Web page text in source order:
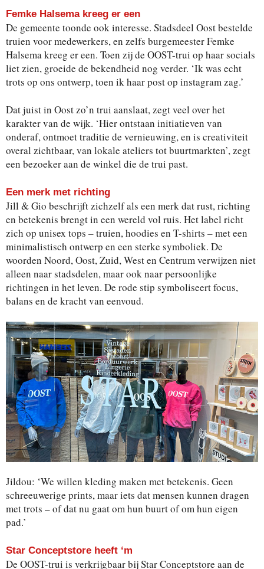
Femke Halsema kreeg er een
De gemeente toonde ook interesse. Stadsdeel Oost bestelde
truien voor medewerkers, en zelfs burgemeester Femke
Halsema kreeg er een. Toen zij de OOST-trui op haar socials
liet zien, groeide de bekendheid nog verder. ‘Ik was echt
trots op ons ontwerp, toen ik haar post op instagram zag.’
Dat juist in Oost zo’n trui aanslaat, zegt veel over het
karakter van de wijk. ‘Hier ontstaan initiatieven van
onderaf, ontmoet traditie de vernieuwing, en is creativiteit
overal zichtbaar, van lokale ateliers tot buurtmarkten’, zegt
een bezoeker aan de winkel die de trui past.
Een merk met richting
Jill & Gio beschrijft zichzelf als een merk dat rust, richting
en betekenis brengt in een wereld vol ruis. Het label richt
zich op unisex tops – truien, hoodies en T-shirts – met een
minimalistisch ontwerp en een sterke symboliek. De
woorden Noord, Oost, Zuid, West en Centrum verwijzen niet
alleen naar stadsdelen, maar ook naar persoonlijke
richtingen in het leven. De rode stip symboliseert focus,
balans en de kracht van eenvoud.
Jildou: ‘We willen kleding maken met betekenis. Geen
schreeuwerige prints, maar iets dat mensen kunnen dragen
met trots – of dat nu gaat om hun buurt of om hun eigen
pad.’
Star Conceptstore heeft ‘m
De OOST-trui is verkrijgbaar bij Star Conceptstore aan de